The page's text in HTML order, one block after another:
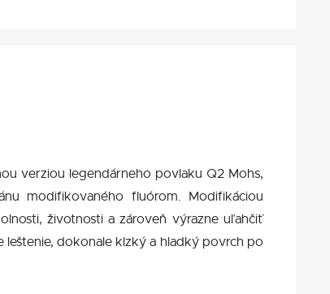
verziou legendárneho povlaku Q2 Mohs,
modifikovaného fluórom. Modifikáciou
životnosti a zároveň výrazne uľahčiť
leštenie, dokonale klzký a hladký povrch po